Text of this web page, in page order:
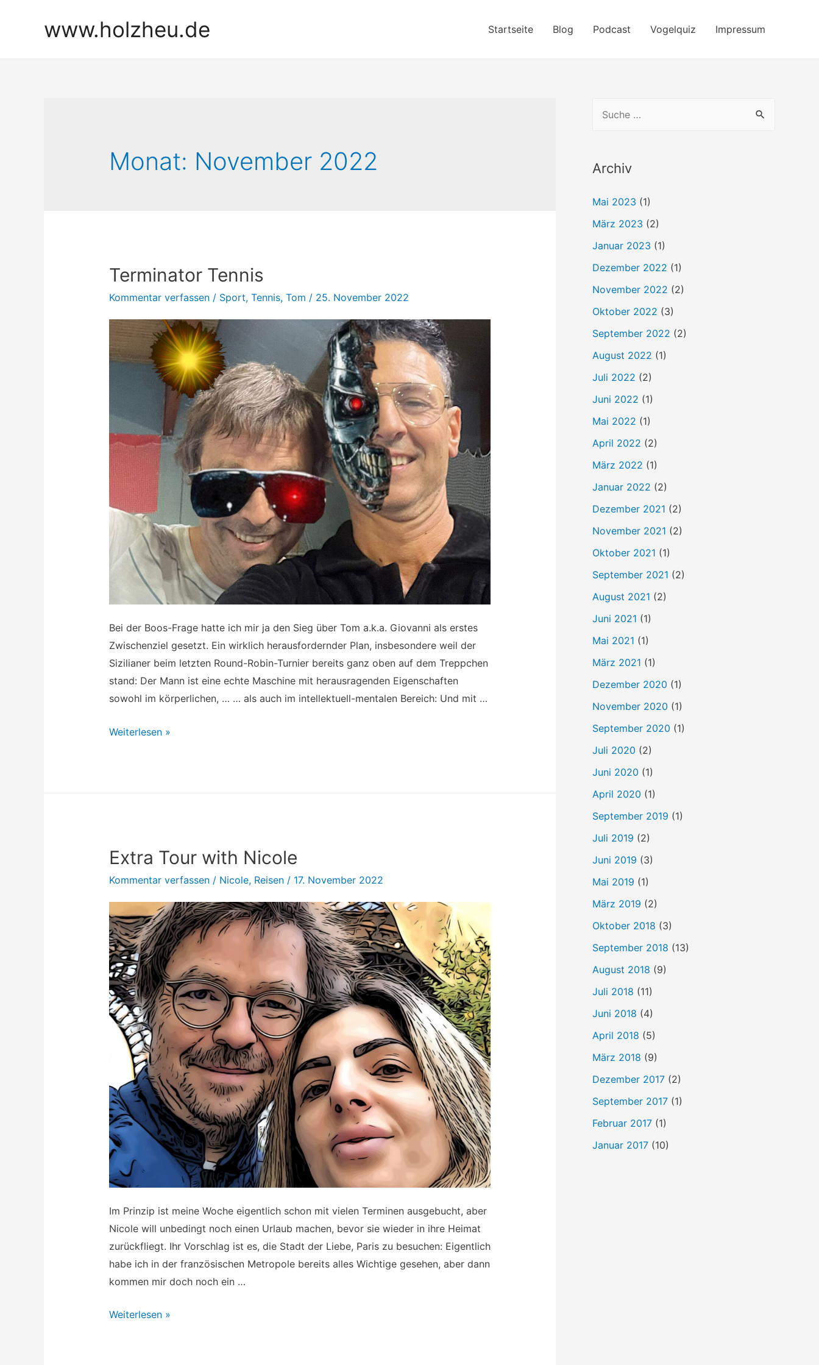
www.holzheu.de Startseite Blog Podcast Vogelquiz Impressum
Monat: November 2022
Terminator Tennis
Kommentar verfassen / Sport, Tennis, Tom / 25. November 2022
Bei der Boos-Frage hatte ich mir ja den Sieg über Tom a.k.a. Giovanni als erstes
Zwischenziel gesetzt. Ein wirklich herausfordernder Plan, insbesondere weil der
Sizilianer beim letzten Round-Robin-Turnier bereits ganz oben auf dem Treppchen
stand: Der Mann ist eine echte Maschine mit herausragenden Eigenschaften
sowohl im körperlichen, … … als auch im intellektuell-mentalen Bereich: Und mit …
Terminator
Weiterlesen »
Extra Tour with Nicole
Kommentar verfassen / Nicole, Reisen/ 17. November 2022
Im Prinzip ist meine Woche eigentlich schon mit vielen Terminen ausgebucht, aber
Nicole will unbedingt noch einen Urlaub machen, bevor sie wieder in ihre Heimat
zurückfliegt. Ihr Vorschlag ist es, die Stadt der Liebe, Paris zu besuchen: Eigentlich
habe ich in der französischen Metropole bereits alles Wichtige gesehen, aber dann
kommen mir doch noch ein …
Extra
Weiterlesen »
h
n
n
a
c
h
Archiv
Mai 2023 (1)
März 2023 (2)
Januar 2023 (1)
Dezember 2022 (1)
November 2022 (2)
Oktober 2022 (3)
September 2022 (2)
August 2022 (1)
Juli 2022 (2)
Juni 2022 (1)
Mai 2022 (1)
April 2022 (2)
März 2022 (1)
Januar 2022 (2)
Dezember 2021 (2)
November 2021 (2)
Oktober 2021 (1)
September 2021 (2)
August 2021 (2)
Juni 2021 (1)
Mai 2021 (1)
März 2021 (1)
Dezember 2020 (1)
November 2020 (1)
September 2020 (1)
Juli 2020 (2)
Juni 2020 (1)
April 2020 (1)
September 2019 (1)
Juli 2019 (2)
Juni 2019 (3)
Mai 2019 (1)
März 2019 (2)
Oktober 2018 (3)
September 2018 (13)
August 2018 (9)
Juli 2018 (11)
Juni 2018 (4)
April 2018 (5)
März 2018 (9)
Dezember 2017 (2)
September 2017 (1)
Februar 2017 (1)
Januar 2017 (10)